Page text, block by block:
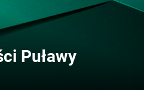
Puławy